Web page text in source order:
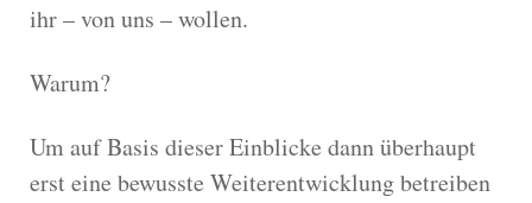
ihr – von uns – wollen.
Warum?
Um auf Basis dieser Einblicke dann überhaupt
erst eine bewusste Weiterentwicklung betreiben